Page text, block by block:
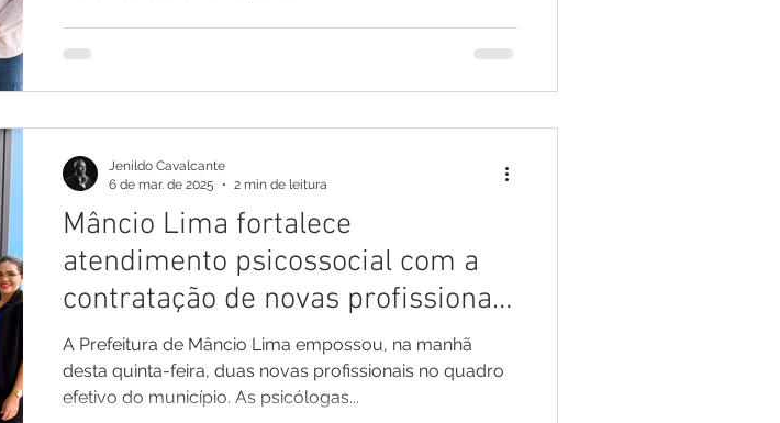
Mâncio Lima fortalece
atendimento psicossocial com a
contratação de novas profissionais
efetivas
A Prefeitura de Mâncio Lima empossou, na manhã
desta quinta-feira, duas novas profissionais no quadro
efetivo do município. As psicólogas...
Jenildo Cavalcante
6 de mar. de 2025
2 min de leitura